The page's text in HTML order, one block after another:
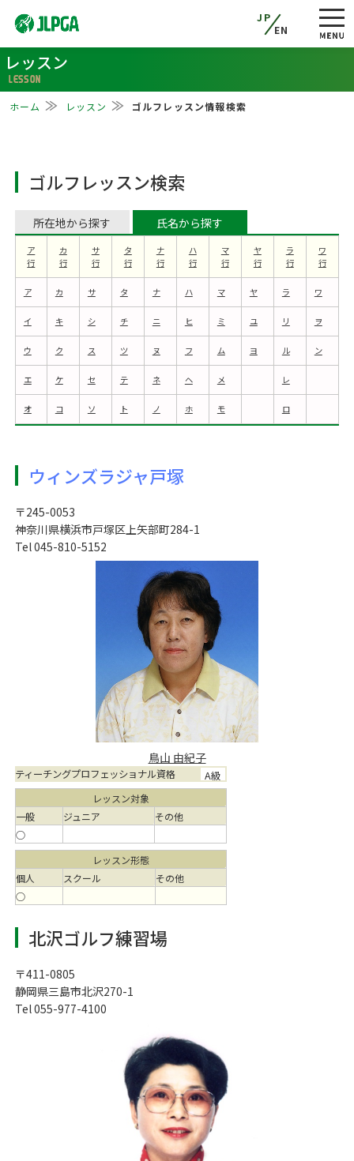
JP
EN
レッスン
LESSON
ホーム レッスン ゴルフレッスン情報検索
ゴルフレッスン検索
所在地から探す 氏名から探す
ア
行
カ
行
サ
行
タ
行
ナ
行
ハ
行
マ
行
ヤ
行
ラ
行
ワ
行
ア カ サ タ ナ ハ マ ヤ ラ ワ
イ キ シ チ ニ ヒ ミ ユ リ ヲ
ウ ク ス ツ ヌ フ ム ヨ ル ン
エ ケ セ テ ネ ヘ メ レ
オ コ ソ ト ノ ホ モ ロ
ウィンズラジャ戸塚
〒245-0053
神奈川県横浜市戸塚区上矢部町284-1
Tel 045-810-5152
鳥山 由紀子
ティーチングプロフェッショナル資格 A級
レッスン対象
一般
ジュニア
その他
○
レッスン形態
個人
スクール
その他
○
北沢ゴルフ練習場
〒411-0805
静岡県三島市北沢270-1
Tel 055-977-4100